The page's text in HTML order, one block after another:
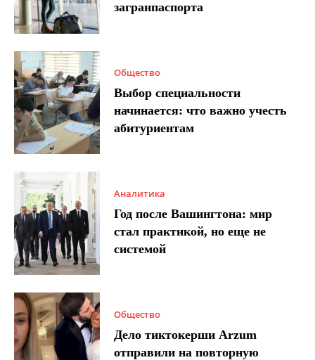
загранпаспорта
Общество
Выбор специальности
начинается: что важно учесть
абитуриентам
Аналитика
Год после Вашингтона: мир
стал практикой, но еще не
системой
Общество
Дело тиктокерши Arzum
отправили на повторную